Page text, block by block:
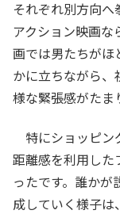
それぞれ別方向
アクション映画
画では男たちがほ
かに立ちながら
様な緊張感がたま
特にショッピン
距離感を利用した
ったです。誰か
成していく様子